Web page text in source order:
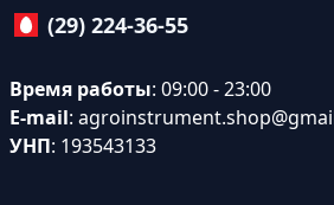
(29) 224-36-55
Время работы: 09:00 - 23:00
E-mail:
УНП: 193543133